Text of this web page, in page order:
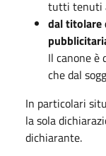
tutti tenuti
dal titolare
Il canone è
che dal
In particolari
la sola
dichiarante.